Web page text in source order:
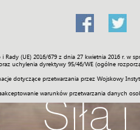
Rady (UE) 2016/679 z dnia 27 kwietnia 2016
uchylenia dyrektywy 95/46/WE (ogólne
dotyczące przetwarzania przez Wojskowy
warunków przetwarzania danych
Społeczność Sport